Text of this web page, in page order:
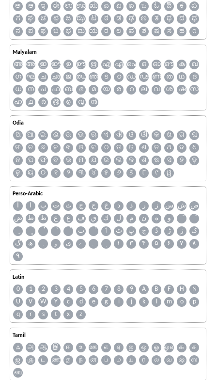
ಅ ಆ ಇ ಈ ಉ ಊ ಋ ಎ ಏ ಐ ಒ ಓ ಔ ಕ
ಖ
ಗ
ಘ ಚ ಛ ಜ ಝ ಟ ಠ ಡ ಢ ಣ ತ ಥ ದ
ಧ
ನ
ಪ ಫ ಬ ಭ ಮ ಯ ರ ಲ ವ ಶ ಷ ಸ ಹ ೧
Malyalam
അ ആ ഇ ഈ ഉ ഊ ഋ എ ഏ ഐ ഒ ഓ ഔ ക
ഖ
ഗ
ഘ ച ഛ ജ ഝ ഞ ട ഠ ഡ ഢ ണ ത ഥ
ദ
ധ
ന പ ഫ ബ ഭ മ യ ര റ ല വ ശ ഷ
സ
ഹ
൧ ൪ ൫ ൭ ൮ ൯
Odia
ଅ ଆ ଇ ଈ ଉ ଊ ଋ ଏ ଐ ଓ ଔ କ ଖ ଗ
ଘ
ଙ
ଚ ଛ ଜ ଝ ଞ ଟ ଠ ଡ ଢ ଣ ତ ଥ ଦ
ଧ
ନ
ପ ଫ ବ ଭ ମ ଯ ର ଲ ଳ ଶ ଷ ସ ହ
ଡ଼
ଢ଼
ୟ ୦ ୧ ୨ ୩ ୪ ୫ ୬ ୭ ୮ ୯ ୱ
Perso-Arabic
آ ا ب ت ث ج ح خ د ذ ر ز س ش ص
ض
ط ظ ع غ ف ق ك ل م ن ه
و
ٮ
ٲ ٹ پ چ ڈ ڑ ژ
ک
گ
ھ ہ ۄ ی ے ۔ ۱ ۳ ۴ ۵ ۶ ۷
۸
۹
Latin
0 1 2 3 4 5 6 7 8 9 A B F H
N
U
V W Y c d e g i j k l m o
p
q
r s t x z
Tamil
ஃ அ ஆ இ ஈ உ ஊ எ ஏ ஐ ஒ ஓ ஔ க
ச
ஜ
ஞ ட ண த ந ன ப ம ய ர ல வ ஷ
ஸ
ஹ